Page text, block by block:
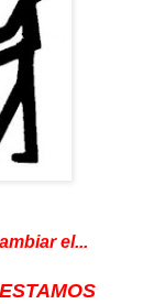
el...